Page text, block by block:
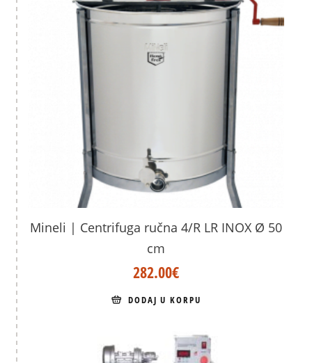
Mineli | Centrifuga ručna 4/R LR INOX Ø 50
cm
282.00€
DODAJ U KORPU